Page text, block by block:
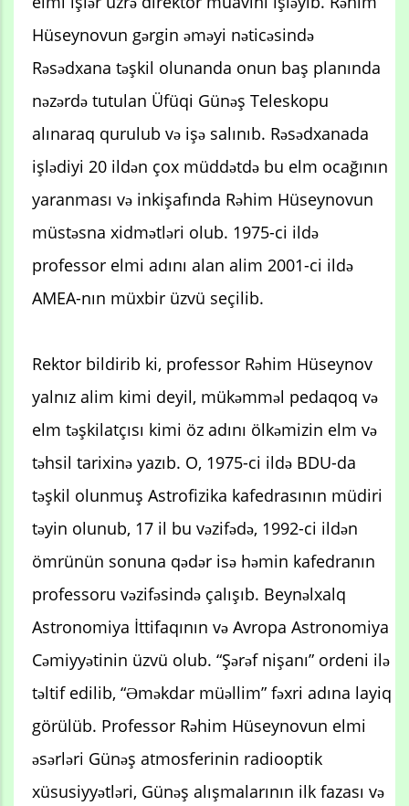
Hüseynovun gərgin əməyi nəticəsində
Rəsədxana təşkil olunanda onun baş planında
nəzərdə tutulan Üfüqi Günəş Teleskopu
alınaraq qurulub və işə salınıb. Rəsədxanada
işlədiyi 20 ildən çox müddətdə bu elm ocağının
yaranması və inkişafında Rəhim Hüseynovun
müstəsna xidmətləri olub. 1975-ci ildə
professor elmi adını alan alim 2001-ci ildə
AMEA-nın müxbir üzvü seçilib.
Rektor bildirib ki, professor Rəhim Hüseynov
yalnız alim kimi deyil, mükəmməl pedaqoq və
elm təşkilatçısı kimi öz adını ölkəmizin elm və
təhsil tarixinə yazıb. O, 1975-ci ildə BDU-da
təşkil olunmuş Astrofizika kafedrasının müdiri
təyin olunub, 17 il bu vəzifədə, 1992-ci ildən
ömrünün sonuna qədər isə həmin kafedranın
professoru vəzifəsində çalışıb. Beynəlxalq
Astronomiya İttifaqının və Avropa Astronomiya
Cəmiyyətinin üzvü olub. “Şərəf nişanı” ordeni ilə
təltif edilib, “Əməkdar müəllim” fəxri adına layiq
görülüb. Professor Rəhim Hüseynovun elmi
əsərləri Günəş atmosferinin radiooptik
xüsusiyyətləri, Günəş alışmalarının ilk fazası və